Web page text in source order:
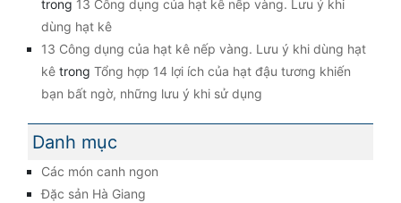
trong 13 Công dụng của hạt kê nếp vàng. Lưu ý khi
dùng hạt kê
13 Công dụng của hạt kê nếp vàng. Lưu ý khi dùng hạt
kê trong Tổng hợp 14 lợi ích của hạt đậu tương khiến
bạn bất ngờ, những lưu ý khi sử dụng
Danh mục
Các món canh ngon
Đặc sản Hà Giang